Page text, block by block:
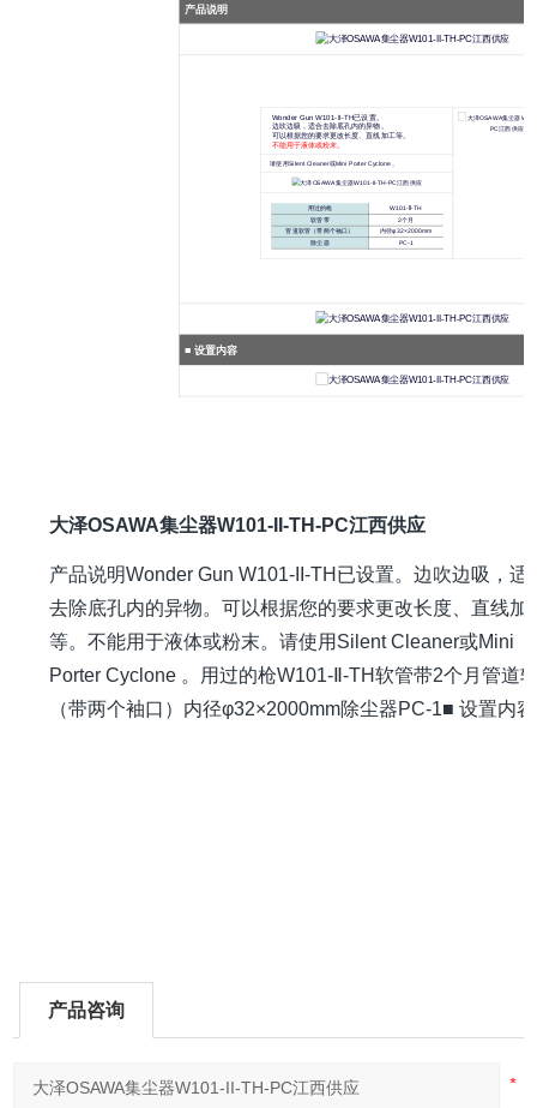
产品说明
Wonder GunW101-II-TH已设置。
边吹边吸，适合去除底孔内的异物。
可以根据您的要求更改长度、直线加工等。
不能用于液体或粉末。
请使用Silent Cleaner或Mini Porter Cyclone 。
用过的枪
W101-Ⅱ-TH
软管带
2个月
管道软管（带两个袖口）
内径φ32×2000mm
除尘器
PC-1
■ 设置内容
大泽OSAWA集尘器W101-II-TH-PC江西供应
产品说明Wonder Gun W101-II-TH已设置。边吹边吸，适
去除底孔内的异物。可以根据您的要求更改长度、直线加
等。不能用于液体或粉末。请使用Silent Cleaner或Mini
Porter Cyclone 。用过的枪W101-Ⅱ-TH软管带2个月管道
（带两个袖口）内径φ32×2000mm除尘器PC-1■ 设置内
产品咨询